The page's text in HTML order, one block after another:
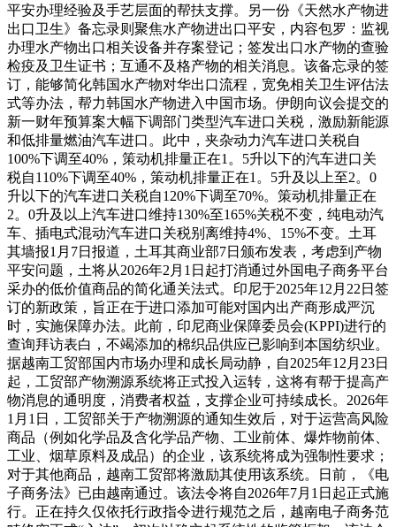
平安办理经验及手艺层面的帮扶支撑。另一份《天然水产物进
出口卫生》备忘录则聚焦水产物进出口平安，内容包罗：监视
办理水产物出口相关设备并存案登记；签发出口水产物的查验
检疫及卫生证书；互通不及格产物的相关消息。该备忘录的签
订，能够简化韩国水产物对华出口流程，宽免相关卫生评估法
式等办法，帮力韩国水产物进入中国市场。伊朗向议会提交的
新一财年预算案大幅下调部门类型汽车进口关税，激励新能源
和低排量燃油汽车进口。此中，夹杂动力汽车进口关税自
100%下调至40%，策动机排量正在1。5升以下的汽车进口关
税自110%下调至40%，策动机排量正在1。5升及以上至2。0
升以下的汽车进口关税自120%下调至70%。策动机排量正在
2。0升及以上汽车进口维持130%至165%关税不变，纯电动汽
车、插电式混动汽车进口关税别离维持4%、15%不变。土耳
其墙报1月7日报道，土耳其商业部7日颁布发表，考虑到产物
平安问题，土将从2026年2月1日起打消通过外国电子商务平台
采办的低价值商品的简化通关法式。印尼于2025年12月22日签
订的新政策，旨正在于进口添加可能对国内出产商形成严沉
时，实施保障办法。此前，印尼商业保障委员会(KPPI)进行的
查询拜访表白，不竭添加的棉织品供应已影响到本国纺织业。
据越南工贸部国内市场办理和成长局动静，自2025年12月23日
起，工贸部产物溯源系统将正式投入运转，这将有帮于提高产
物消息的通明度，消费者权益，支撑企业可持续成长。2026年
1月1日，工贸部关于产物溯源的通知生效后，对于运营高风险
商品（例如化学品及含化学品产物、工业前体、爆炸物前体、
工业、烟草原料及成品）的企业，该系统将成为强制性要求；
对于其他商品，越南工贸部将激励其使用该系统。日前，《电
子商务法》已由越南通过。该法令将自2026年7月1日起正式施
行。正在持久仅依托行政指令进行规范之后，越南电子商务范